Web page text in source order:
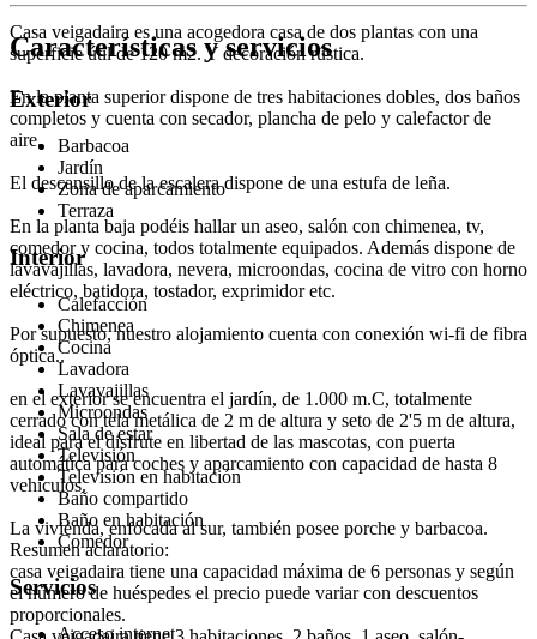
Casa veigadaira es una acogedora casa de dos plantas con una
superficie útil de 120 m2. Y decoración rústica.
En la planta superior dispone de tres habitaciones dobles, dos baños
completos y cuenta con secador, plancha de pelo y calefactor de
aire.
El descansillo de la escalera dispone de una estufa de leña.
En la planta baja podéis hallar un aseo, salón con chimenea, tv,
comedor y cocina, todos totalmente equipados. Además dispone de
lavavajillas, lavadora, nevera, microondas, cocina de vitro con horno
eléctrico, batidora, tostador, exprimidor etc.
Por supuesto, nuestro alojamiento cuenta con conexión wi-fi de fibra
óptica..
en el exterior se encuentra el jardín, de 1.000 m.C, totalmente
cerrado con tela metálica de 2 m de altura y seto de 2'5 m de altura,
ideal para el disfrute en libertad de las mascotas, con puerta
automática para coches y aparcamiento con capacidad de hasta 8
vehículos.
La vivienda, enfocada al sur, también posee porche y barbacoa.
Resumen aclaratorio:
casa veigadaira tiene una capacidad máxima de 6 personas y según
el número de huéspedes el precio puede variar con descuentos
proporcionales.
Características y servicios
Exterior
Barbacoa
Jardín
Zona de aparcamiento
Terraza
Interior
Calefacción
Chimenea
Cocina
Lavadora
Lavavajillas
Microondas
Sala de estar
Televisión
Televisión en habitación
Baño compartido
Baño en habitación
Comedor
Servicios
Acceso internet